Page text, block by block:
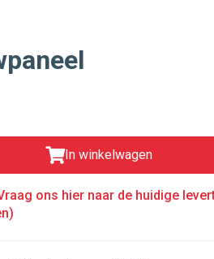
In winkelwagen
ons hier naar de huidige